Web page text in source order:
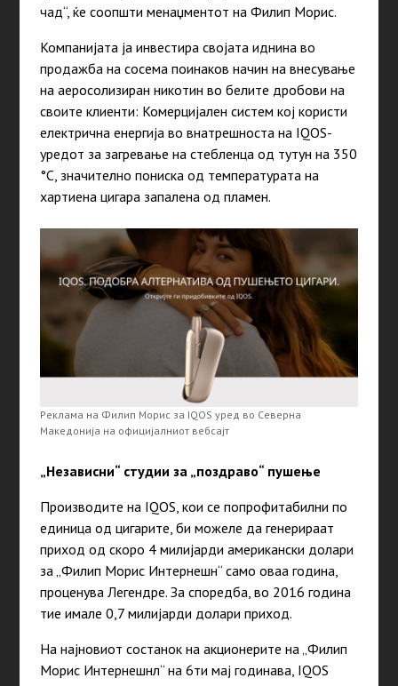
чад“, ќе соопшти менаџментот на Филип Морис.
Компанијата ја инвестира својата иднина во
продажба на сосема поинаков начин на внесување
на аеросолизиран никотин во белите дробови на
своите клиенти: Комерцијален систем кој користи
електрична енергија во внатрешноста на IQOS-
уредот за загревање на стебленца од тутун на 350
°C, значително пониска од температурата на
хартиена цигара запалена од пламен.
Реклама на Филип Морис за IQOS уред во Северна
Македонија на официјалниот вебсајт
„Независни“ студии за „поздраво“ пушење
Производите на IQOS, кои се попрофитабилни по
единица од цигарите, би можеле да генерираат
приход од скоро 4 милијарди американски долари
за „Филип Морис Интернешн“ само оваа година,
проценува Легендре. За споредба, во 2016 година
тие имале 0,7 милијарди долари приход.
На најновиот состанок на акционерите на „Филип
Морис Интернешнл“ на 6ти мај годинава, IQOS